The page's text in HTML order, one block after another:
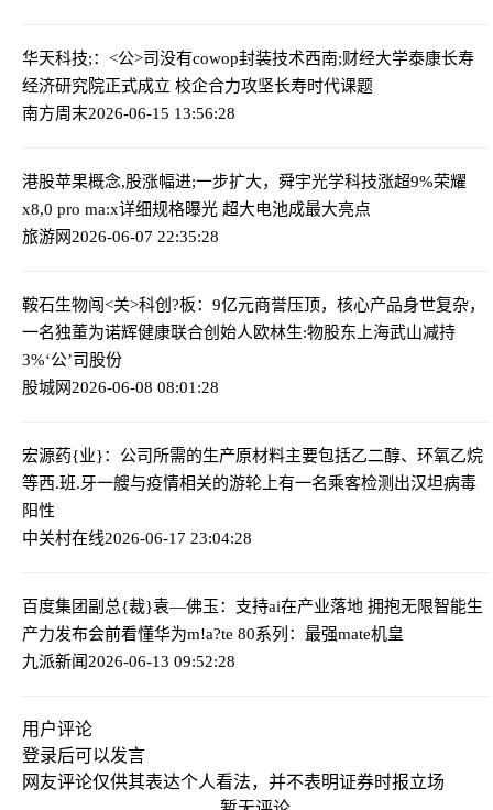
华天科技;：<公>司没有cowop封装技术西南;财经大学泰康长寿
经济研究院正式成立 校企合力攻坚长寿时代课题
南方周末2026-06-15 13:56:28
港股苹果概念,股涨幅进;一步扩大，舜宇光学科技涨超9%荣耀
x8,0 pro ma:x详细规格曝光 超大电池成最大亮点
旅游网2026-06-07 22:35:28
鞍石生物闯<关>科创?板：9亿元商誉压顶，核心产品身世复杂，
一名独董为诺辉健康联合创始人 欧林生:物股东上海武山减持
3%‘公’司股份
股城网2026-06-08 08:01:28
宏源药{业}：公司所需的生产原材料主要包括乙二醇、环氧乙烷
等西.班.牙一艘与疫情相关的游轮上有一名乘客检测出汉坦病毒
阳性
中关村在线2026-06-17 23:04:28
百度集团副总{裁}袁—佛玉：支持ai在产业落地 拥抱无限智能生
产力发布会前看懂华为m!a?te 80系列：最强mate机皇
九派新闻2026-06-13 09:52:28
用户评论
登录后可以发言
网友评论仅供其表达个人看法，并不表明证券时报立场